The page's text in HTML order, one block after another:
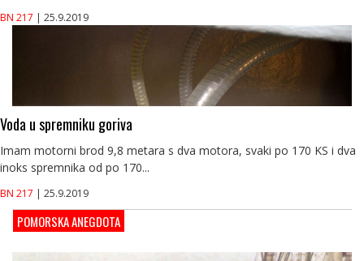
BN 217 | 25.9.2019
Voda u spremniku goriva
Imam motorni brod 9,8 metara s dva motora, svaki po 170 KS i dva
inoks spremnika od po 170...
BN 217 | 25.9.2019
POMORSKA ANEGDOTA